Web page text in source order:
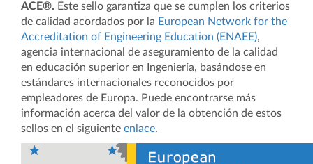
ACE®. Este sello garantiza que se cumplen los criterios
de calidad acordados por la European Network for the
Accreditation of Engineering Education (ENAEE),
agencia internacional de aseguramiento de la calidad
en educación superior en Ingeniería, basándose en
estándares internacionales reconocidos por
empleadores de Europa. Puede encontrarse más
información acerca del valor de la obtención de estos
sellos en el siguiente enlace.